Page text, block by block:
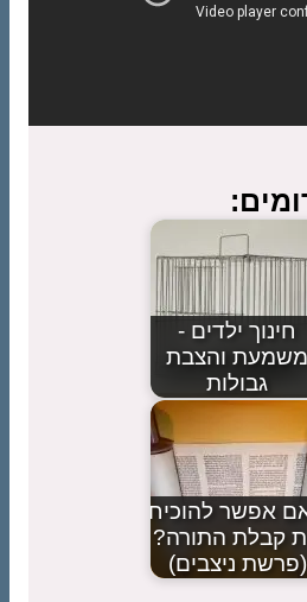
חינוך ילדים -
משמעת והצבת
גבולות
אפשר להוכיח
קבלת התורה?
(פרשת ניצבים)